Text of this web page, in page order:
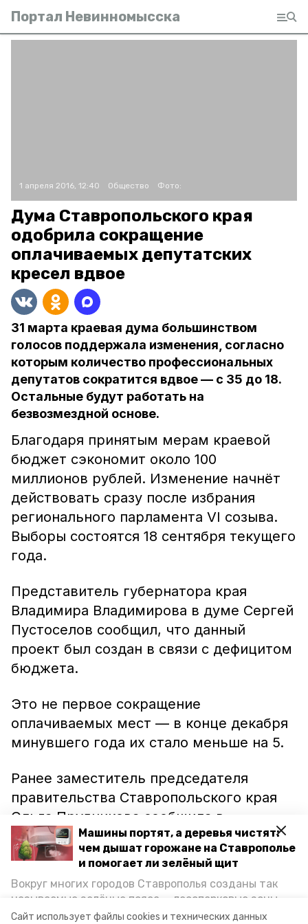
Сайт использует файлы cookies и технических данных
Машины портят, а деревья чистят:
чем дышат горожане на Ставрополье
и помогает ли зелёный щит
Вокруг многих городов Ставрополья созданы так
называемые зелёные пояса — лесопарковые зоны,
снижающие негативное воздействие выхлопных
Портал Невинномысска
1 апреля 2016, 12:40 Общество Фото:
Дума Ставропольского края
одобрила сокращение
оплачиваемых депутатских
кресел вдвое
31 марта краевая дума большинством
голосов поддержала изменения, согласно
которым количество профессиональных
депутатов сократится вдвое — с 35 до 18.
Остальные будут работать на
безвозмездной основе.
Благодаря принятым мерам краевой
бюджет сэкономит около 100
миллионов рублей. Изменение начнёт
действовать сразу после избрания
регионального парламента VI созыва.
Выборы состоятся 18 сентября текущего
года.
Представитель губернатора края
Владимира Владимирова в думе Сергей
Пустоселов сообщил, что данный
проект был создан в связи с дефицитом
бюджета.
Это не первое сокращение
оплачиваемых мест — в конце декабря
минувшего года их стало меньше на 5.
Ранее заместитель председателя
правительства Ставропольского края
Ольга Прудникова сообщила в
интервью каналу СТВ, что ещё 160
миллионов рублей были сэкономлены
содержание чиновничьего аппарата.
Эти средства будут направлены на